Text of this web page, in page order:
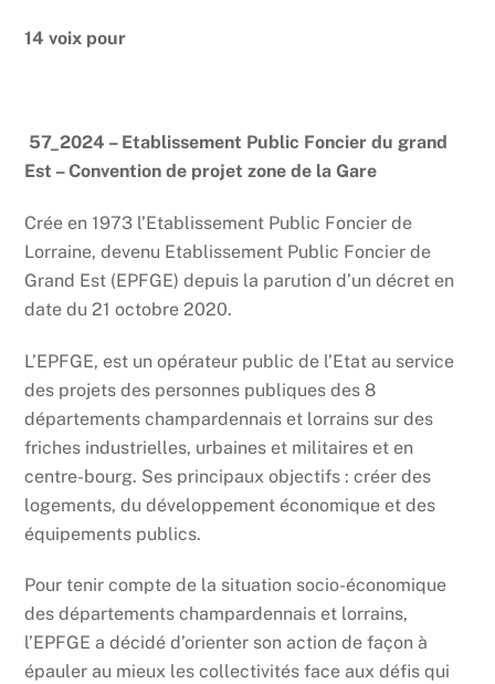
14 voix pour
57_2024 – Etablissement Public Foncier du grand
Est – Convention de projet zone de la Gare
Crée en 1973 l’Etablissement Public Foncier de
Lorraine, devenu Etablissement Public Foncier de
Grand Est (EPFGE) depuis la parution d’un décret en
date du 21 octobre 2020.
L’EPFGE, est un opérateur public de l’Etat au service
des projets des personnes publiques des 8
départements champardennais et lorrains sur des
friches industrielles, urbaines et militaires et en
centre-bourg. Ses principaux objectifs : créer des
logements, du développement économique et des
équipements publics.
Pour tenir compte de la situation socio-économique
des départements champardennais et lorrains,
l’EPFGE a décidé d’orienter son action de façon à
épauler au mieux les collectivités face aux défis qui